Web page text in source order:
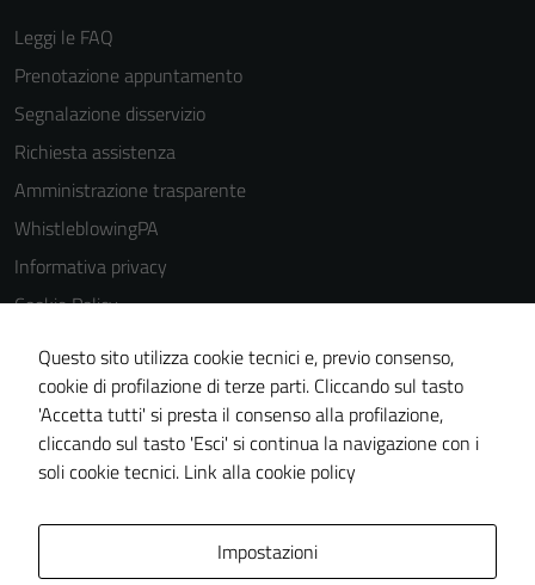
Leggi le FAQ
Prenotazione appuntamento
Segnalazione disservizio
Richiesta assistenza
Amministrazione trasparente
WhistleblowingPA
Informativa privacy
Cookie Policy
Note legali
Dichiarazione di accessibilità
Piano di miglioramento del sito
Certificazione sistema gestione qualità
Questo sito utilizza cookie tecnici e, previo consenso,
cookie di profilazione di terze parti. Cliccando sul tasto
'Accetta tutti' si presta il consenso alla profilazione,
cliccando sul tasto 'Esci' si continua la navigazione con i
soli cookie tecnici. Link alla cookie policy
Impostazioni